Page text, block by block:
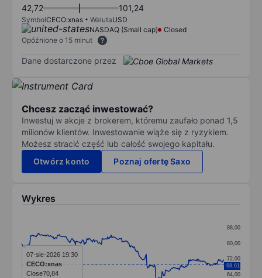
42,72 101,24
SymbolCECO:xnas WalutaUSD
NASDAQ (Small cap)
Closed
Opóźnione o 15 minut
Dane dostarczone przez
Chcesz zacząć inwestować?
Inwestuj w akcje z brokerem, któremu zaufało ponad 1,5
milionów klientów. Inwestowanie wiąże się z ryzykiem.
Możesz stracić część lub całość swojego kapitału.
Otwórz konto
Poznaj ofertę Saxo
Wykres
Line chart with 295 data points.
The chart has 1 X axis displaying categories.
The chart has 1 Y axis displaying values. Data64,00
72,00
80,00
88,00
68,61
07-sie-2026 19:30
CECO:xnas
Close70,84